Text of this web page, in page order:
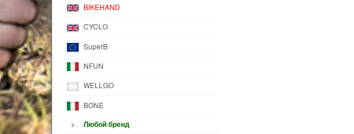
BIKEHAND
CYCLO
SuperB
NFUN
WELLGO
BONE
Любой бренд